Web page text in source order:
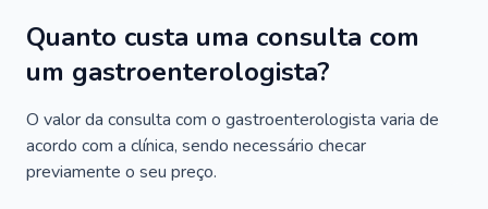
Quanto custa uma consulta com
um gastroenterologista?
O valor da consulta com o gastroenterologista varia de
acordo com a clínica, sendo necessário checar
previamente o seu preço.